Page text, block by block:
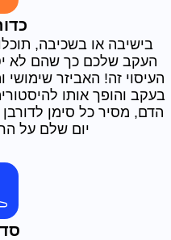
בישיבה או בשכיבה,
העקב שלכם כך שהם לא
העיסוי זה! האביזר
בעקב והופך אותו
הדם, מסיר כל סימן
יום שלם על